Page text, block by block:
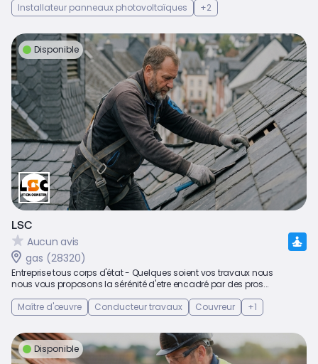
Installateur panneaux photovoltaïques
+2
Disponible
LSC
Aucun avis
gas (28320)
Entreprise tous corps d'état - Quelques soient vos travaux nous
nous vous proposons la sérénité d'etre encadré par des pros...
Maître d'œuvre
Conducteur travaux Couvreur +1
Disponible